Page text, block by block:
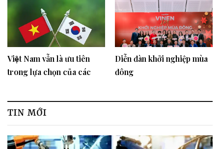
Việt Nam vẫn là ưu tiên
trong lựa chọn của các
Diễn đàn khởi nghiệp mùa
đông
TIN MỚI